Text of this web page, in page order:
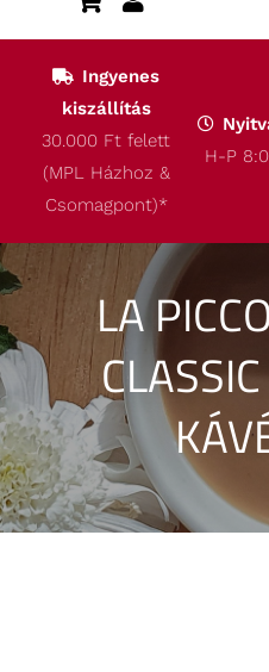
Kezdőlap
Termékeink
Robbantott ábrák
Kapcsolat
Ingyenes
kiszállítás
30.000 Ft felett
(MPL Házhoz &
Csomagpont)*
H-P
LA